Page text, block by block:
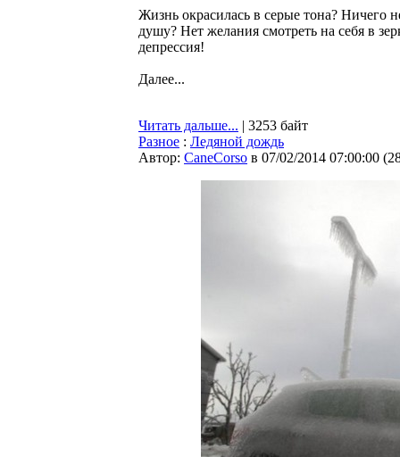
Жизнь окрасилась в серые тона? Ничего
душу? Нет желания смотреть на себя в
депрессия!
Далее...
Читать дальше... | 3253 байт
Разное : Ледяной дождь
Автор: CaneCorso в 07/02/2014 07:00:00 (